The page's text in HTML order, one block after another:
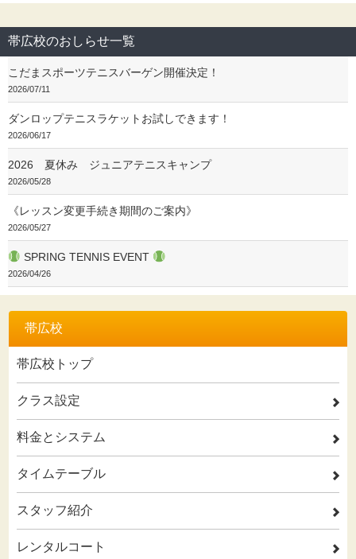
帯広校のおしらせ一覧
こだまスポーツテニスバーゲン開催決定！
2026/07/11
ダンロップテニスラケットお試しできます！
2026/06/17
2026 夏休み ジュニアテニスキャンプ
2026/05/28
《レッスン変更手続き期間のご案内》
2026/05/27
SPRING TENNIS EVENT
2026/04/26
帯広校
帯広校トップ
クラス設定 2
料金とシステム 2
タイムテーブル 2
スタッフ紹介 2
レンタルコート 2